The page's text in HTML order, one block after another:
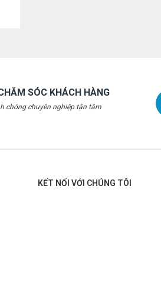
SÓC KHÁCH HÀNG
chóng chuyên nghiệp tận tâm
KẾT NỐI VỚI CHÚNG TÔI